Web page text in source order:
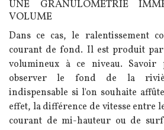
Texte
UNE GRANULOMÉTRIE
VOLUME
Dans ce cas, le ralentissement
courant de fond. Il est produit
volumineux à ce niveau.
observer le fond de la
indispensable si l'on souhaite
effet, la différence de vitesse entre
courant de mi-hauteur ou de